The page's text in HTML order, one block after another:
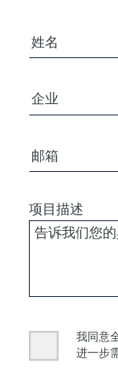
您的姓名
公司/组织
电子邮箱
项目描述
Consent
我同意
进一步